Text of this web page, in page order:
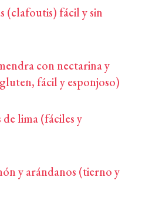
(clafoutis) fácil y sin
con nectarina y
fácil y esponjoso)
lima (fáciles y
y arándanos (tierno y